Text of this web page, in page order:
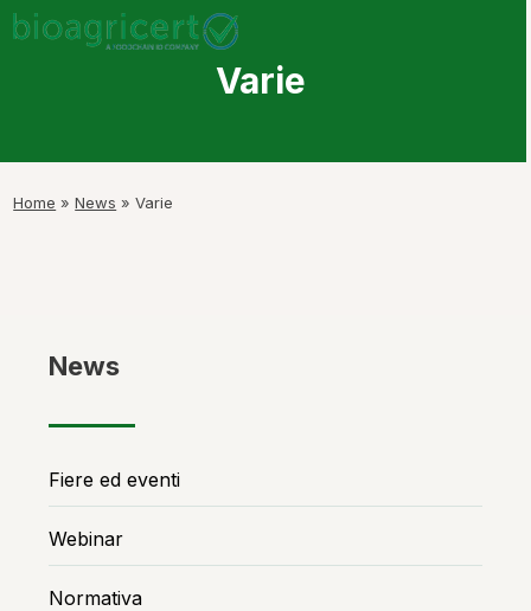
Skip
to
Open
mobile
Close
mobile
Varie
Home »News »Varie
News
Fiere ed eventi
Webinar
Normativa